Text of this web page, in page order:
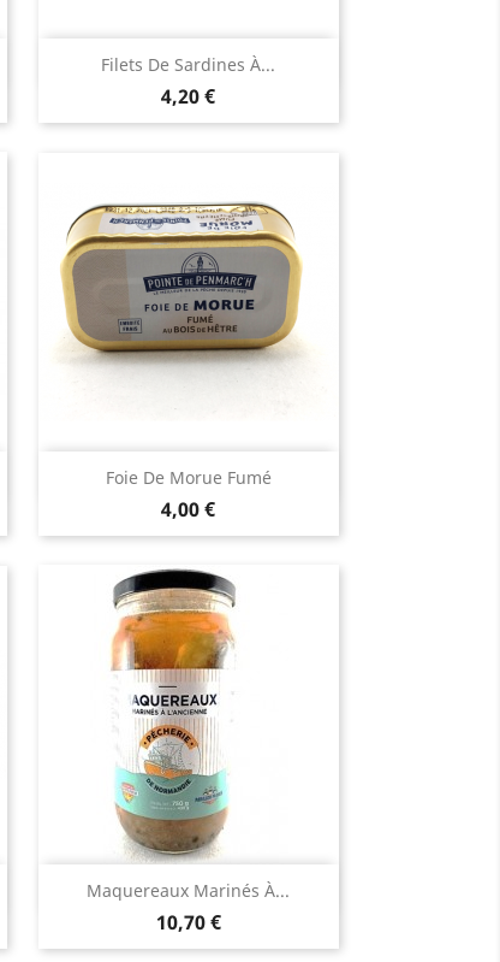
Filets De Sardines À...
Prix
4,20 €
Aperçu rapide
Foie De Morue Fumé
Prix
4,00 €
Aperçu rapide
Maquereaux Marinés À...
Prix
10,70 €
Aperçu rapide